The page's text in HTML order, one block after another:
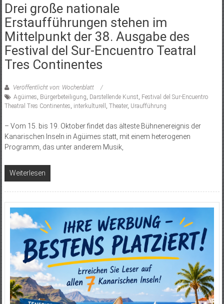
Drei große nationale
Erstaufführungen stehen im
Mittelpunkt der 38. Ausgabe des
Festival del Sur-Encuentro Teatral
Tres Continentes
Veröffentlicht von: Wochenblatt
Agüimes, Bürgerbeteiligung, Darstellende Kunst, Festival del Sur-Encuentro
Theatral Tres Continentes, interkulturell , Theater, Uraufführung
– Vom 15. bis 19. Oktober findet das älteste Bühnenereignis der
Kanarischen Inseln in Agüimes statt, mit einem heterogenen
Programm, das unter anderem Musik,
Weiterlesen